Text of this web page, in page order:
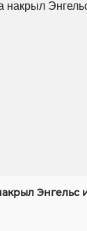
Энгельс